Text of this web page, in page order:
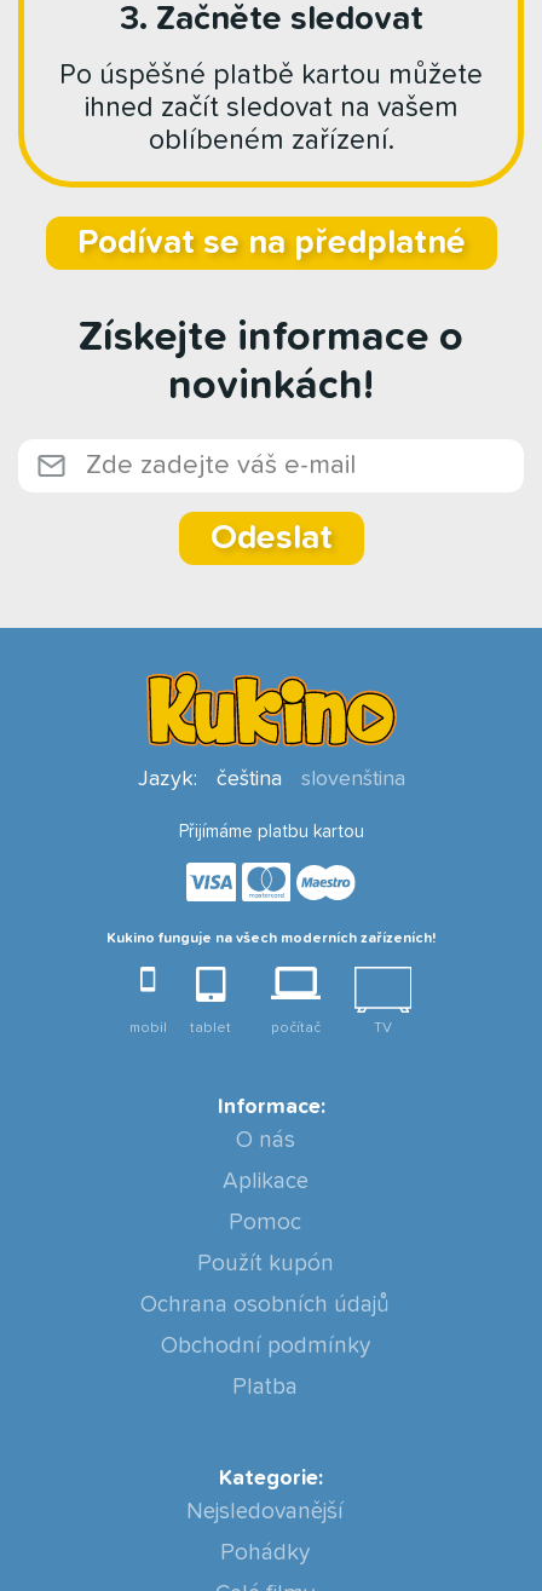
3. Začněte sledovat
Po úspěšné platbě kartou můžete
ihned začít sledovat na vašem
oblíbeném zařízení.
Podívat se na předplatné
Získejte informace o
novinkách!
Odeslat
Informace:
O nás
Aplikace
Pomoc
Použít kupón
Ochrana osobních údajů
Obchodní podmínky
Platba
Kategorie:
Nejsledovanější
Pohádky
Jazyk: čeština slovenština
Přijímáme platbu kartou
Kukino funguje na všech moderních zařízeních!
mobil tablet počítač TV